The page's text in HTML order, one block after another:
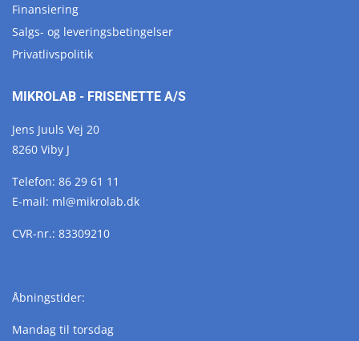
Finansiering
Salgs- og leveringsbetingelser
Privatlivspolitik
MIKROLAB - FRISENETTE A/S
Jens Juuls Vej 20
8260 Viby J
Telefon: 86 29 61 11
E-mail: ml@mikrolab.dk
CVR-nr.: 83309210
Åbningstider:
Mandag til torsdag